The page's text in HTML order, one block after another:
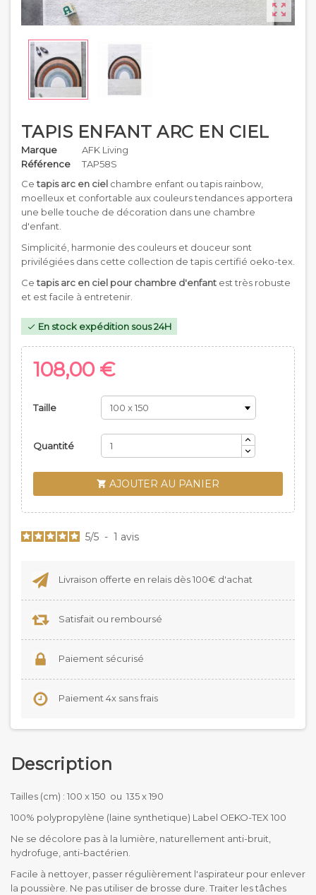

TAPIS ENFANT ARC EN CIEL
Marque
AFK Living
Référence
TAP58S
Cetapis arc en ciel chambre enfant ou tapis rainbow,
moelleux et confortable aux couleurs tendances apportera
une belle touche de décoration dans une chambre
d'enfant.
Simplicité, harmonie des couleurs et douceur sont
privilégiées dans cette collection de tapis certifié oeko-tex.
Cetapis arc en ciel pour chambre d'enfant est très robuste
et est facile à entretenir.
 En stock expédition sous 24H
108,00 €
Taille
Quantité
 AJOUTER AU PANIER
5/5 - 1 avis
Livraison offerte en relais dès 100€ d'achat
Satisfait ou remboursé
Paiement sécurisé
Paiement 4x sans frais
Description
Tailles (cm) : 100 x 150 ou 135 x 190
100% polypropylène (laine synthetique) Label OEKO-TEX 100
Ne se décolore pas à la lumière, naturellement anti-bruit,
hydrofuge, anti-bactérien.
Facile à nettoyer, passer régulièrement l'aspirateur pour enlever
la poussière. Ne pas utiliser de brosse dure. Traiter les tâches